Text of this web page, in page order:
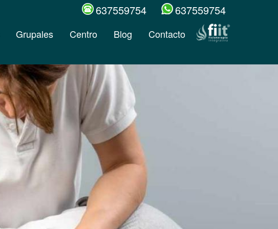
637559754 637559754
Grupales Centro Blog Contacto